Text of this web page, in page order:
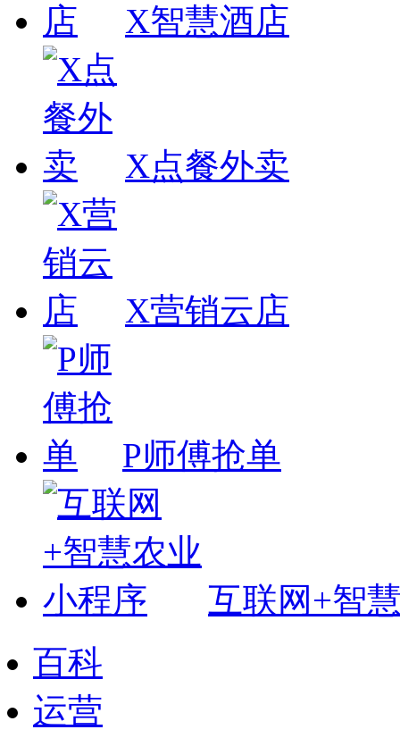
X智慧酒店
X点餐外卖
X营销云店
P师傅抢单
互联网+智
百科
运营